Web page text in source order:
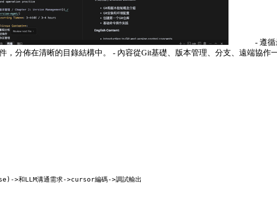
- 遵
，分佈在清晰的目錄結構中。 - 內容從Git基礎、版本管理、分支、遠端協